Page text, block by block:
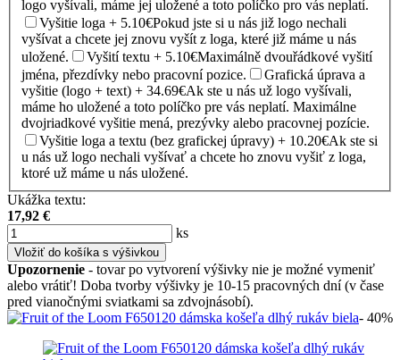
logo vyšívali, máme jej uložené a toto políčko pro vás neplatí.
Vyšitie loga + 5.10€Pokud jste si u nás již logo nechali
vyšívat a chcete jej znovu vyšít z loga, které již máme u nás
uložené.
Vyšití textu + 5.10€Maximálně dvouřádkové vyšití
jména, přezdívky nebo pracovní pozice.
Grafická úprava a
vyšitie (logo + text) + 34.69€Ak ste u nás už logo vyšívali,
máme ho uložené a toto políčko pre vás neplatí. Maximálne
dvojriadkové vyšitie mená, prezývky alebo pracovnej pozície.
Vyšitie loga a textu (bez grafickej úpravy) + 10.20€Ak ste si
u nás už logo nechali vyšívať a chcete ho znovu vyšiť z loga,
ktoré už máme u nás uložené.
Ukážka textu:
17,92 €
ks
Vložiť do košíka s výšivkou
Upozornenie - tovar po vytvorení výšivky nie je možné vymeniť
alebo vrátiť! Doba tvorby výšivky je 10-15 pracovných dní (v čase
pred vianočnými sviatkami sa zdvojnásobí).
- 40%